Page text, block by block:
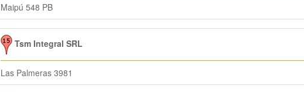
Maipú 548 PB
Tsm Integral SRL
Las Palmeras 3981